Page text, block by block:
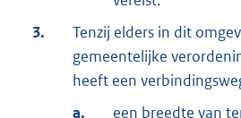
3.
Tenzij elders in dit
gemeentelijke
heeft een
a.
een breedte van